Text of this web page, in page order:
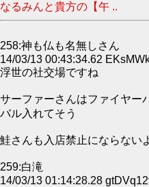
なるみんと貴方の【午 ..
258:神も仏も名無しさん
14/03/13 00:43:34.62
浮世の社交場ですね
サーファーさんはファイヤー
バル入れてそう
鮭さんも入店禁止にならない
259:白滝
14/03/13 01:14:28.28